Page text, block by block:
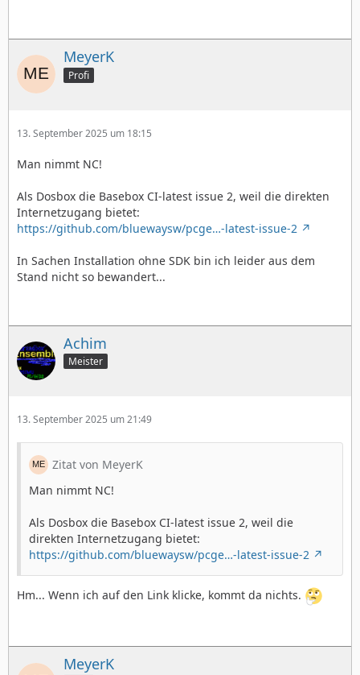
MeyerK
Profi
13. September 2025 um 18:15
Man nimmt NC!
Als Dosbox die Basebox CI-latest issue 2, weil die direkten
Internetzugang bietet:
https://github.com/bluewaysw/pcge…-latest-issue-2
In Sachen Installation ohne SDK bin ich leider aus dem
Stand nicht so bewandert...
Achim
Meister
13. September 2025 um 21:49
Zitat von MeyerK
Man nimmt NC!
Als Dosbox die Basebox CI-latest issue 2, weil die
direkten Internetzugang bietet:
https://github.com/bluewaysw/pcge…-latest-issue-2
Hm... Wenn ich auf den Link klicke, kommt da nichts.
MeyerK